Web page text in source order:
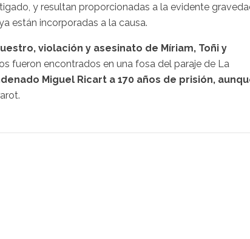
y resultan proporcionadas a la evidente
están incorporadas a la causa.
violación y asesinato de Míriam, Toñi y
fueron encontrados en una fosa del paraje de La
Miguel Ricart a 170 años de prisión,